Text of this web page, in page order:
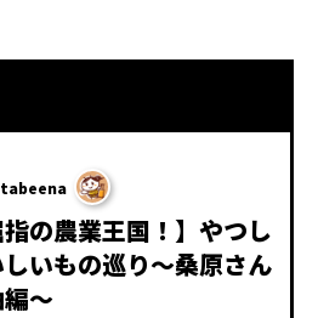
tabeena
指の農業王国！】やつし
いもの巡り〜桑原さん
〜